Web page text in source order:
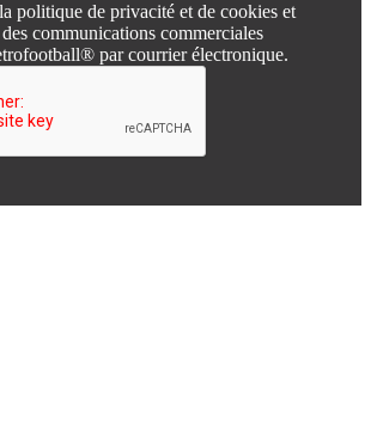
politique de privacité et de cookies et
communications commerciales
par courrier électronique.